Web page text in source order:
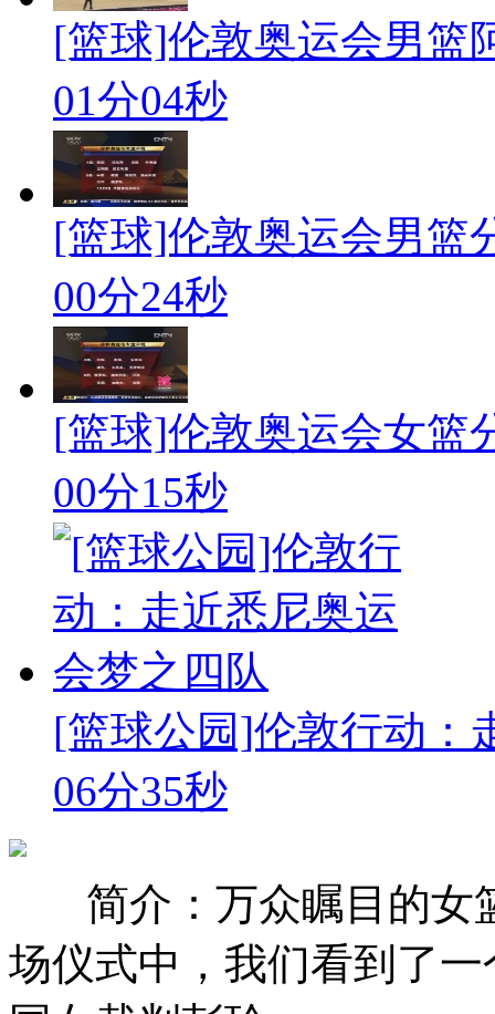
[篮球]伦敦奥运会男篮
01分04秒
[篮球]伦敦奥运会男篮
00分24秒
[篮球]伦敦奥运会女篮
00分15秒
[篮球公园]伦敦行动：
06分35秒
简介：万众瞩目的女
场仪式中，我们看到了